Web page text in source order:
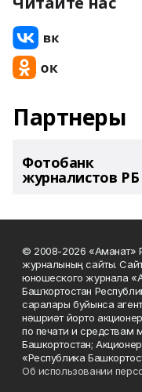
Партнеры
Фотобанк
журналистов РБ
© 2008-2026 «Аманат»
журналының сайты.
юношеского журнала
Башҡортостан
саралары буйынса
нәшриәт йорто
по печати и средствам
Башкортостан;
«Республика
Об использовании